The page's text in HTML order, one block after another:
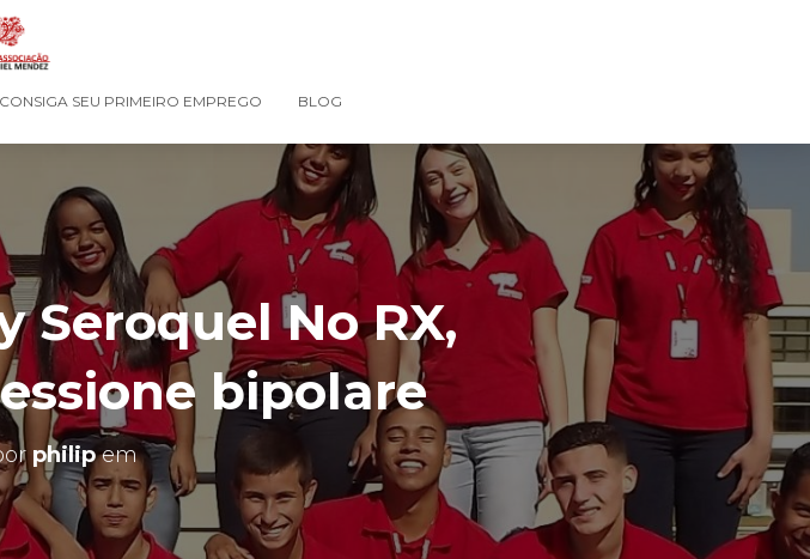
CONSIGA SEU PRIMEIRO EMPREGO BLOG
Seroquel No RX,
bipolare
philipem